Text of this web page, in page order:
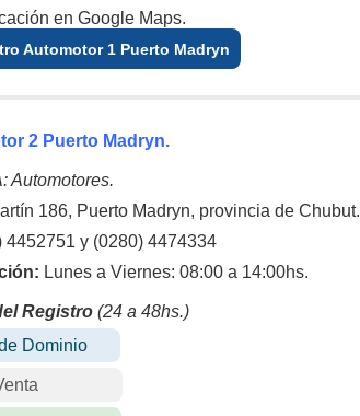
en Google Maps.
Automotor 1 Puerto Madryn
2 Puerto Madryn.
Automotores.
186, Puerto Madryn, provincia de Chubut.
4452751 y (0280) 4474334
Lunes a Viernes: 08:00 a 14:00hs.
Registro (24 a 48hs.)
Dominio